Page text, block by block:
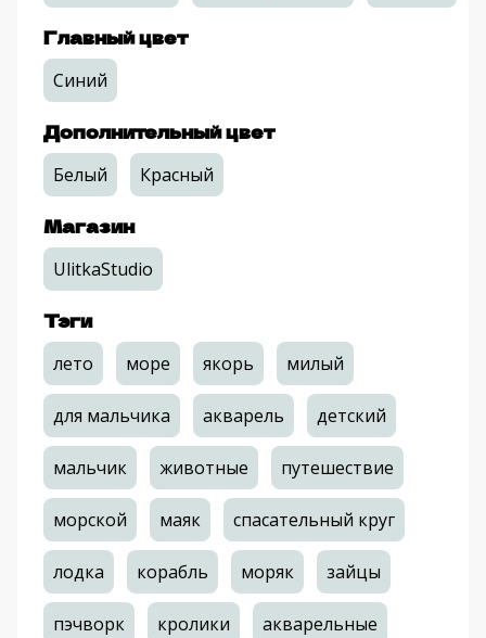
Главный цвет
Синий
Дополнительный цвет
Белый Красный
Магазин
UlitkaStudio
Тэги
лето море якорь милый
для мальчика акварель детский
мальчик животные путешествие
морской маяк спасательный круг
лодка корабль моряк зайцы
пэчворк кролики акварельные